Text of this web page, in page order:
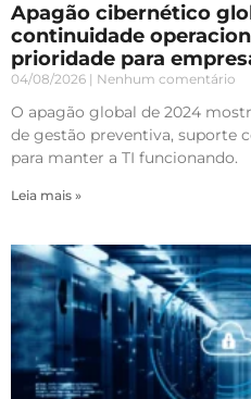
Apagão cibernético
continuidade
prioridade para
04/08/2026 Nenhum comentário
O apagão global de 2024
de gestão preventiva, suporte
para manter a TI funcionando.
Leia mais »